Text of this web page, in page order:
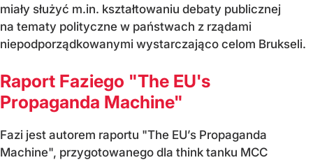
miały służyć m.in. kształtowaniu debaty publicznej
na tematy polityczne w państwach z rządami
niepodporządkowanymi wystarczająco celom Brukseli.
Raport Faziego "The EU's
Propaganda Machine"
Fazi jest autorem raportu "The EU’s Propaganda
Machine", przygotowanego dla think tanku MCC